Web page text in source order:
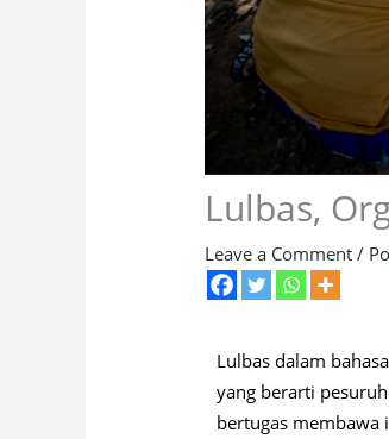
Lulbas,
Leave a Comment /
Lulbas dalam
yang berarti
bertugas membawa